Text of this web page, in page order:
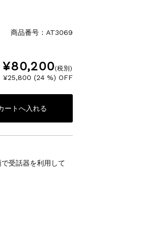
商品番号：AT3069
¥80,200(税別)
¥25,800 (24 %) OFF
受話器を利用して